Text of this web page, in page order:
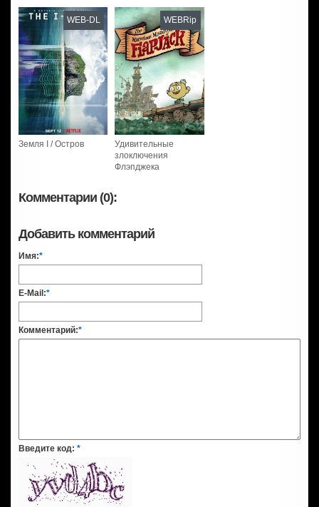
Земля I / Остров
WEB-DL
Удивительные
злоключения
Флэпджека
WEBRip
Комментарии (0):
Добавить комментарий
Имя:*
E-Mail:*
Комментарий:*
Введите код: *